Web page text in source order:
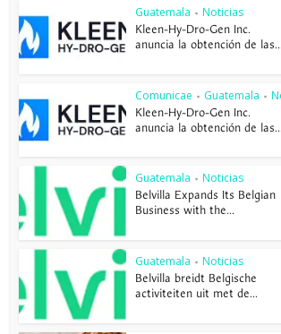
Guatemala • Noticias
Kleen-Hy-Dro-Gen Inc.
anuncia la obtención de las...
Comunicae • Guatemala •
Kleen-Hy-Dro-Gen Inc.
anuncia la obtención de las...
Guatemala • Noticias
Belvilla Expands Its Belgian
Business with the...
Guatemala • Noticias
Belvilla breidt Belgische
activiteiten uit met de...